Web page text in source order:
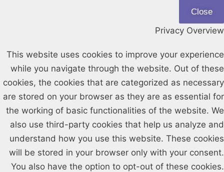
Close
Privacy Overview
This website uses cookies to improve your experience
while you navigate through the website. Out of these
cookies, the cookies that are categorized as necessary
are stored on your browser as they are as essential for
the working of basic functionalities of the website. We
also use third-party cookies that help us analyze and
understand how you use this website. These cookies
will be stored in your browser only with your consent.
You also have the option to opt-out of these cookies.